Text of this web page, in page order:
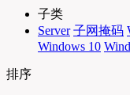
子类
Server 子网掩码
Windows 10
排序